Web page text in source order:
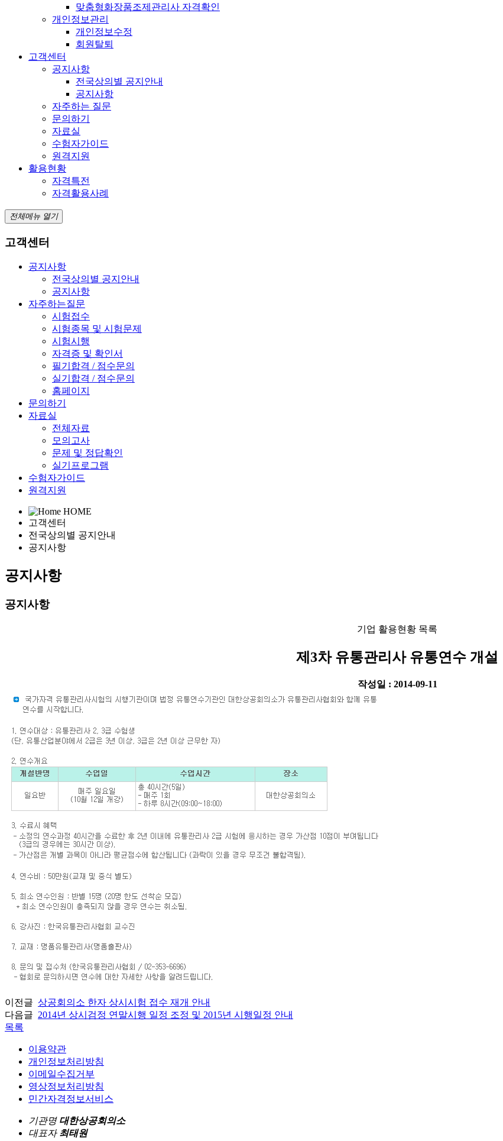
맞춤형화장품조제관리사 자격확인
개인정보관리
개인정보수정
회원탈퇴
고객센터
공지사항
전국상의별 공지안내
공지사항
자주하는 질문
문의하기
자료실
수험자가이드
원격지원
활용현황
자격특전
자격활용사례
전체메뉴 열기
고객센터
공지사항
전국상의별 공지안내
공지사항
자주하는질문
시험접수
시험종목 및 시험문제
시험시행
자격증 및 확인서
필기합격 / 점수문의
실기합격 / 점수문의
홈페이지
문의하기
자료실
전체자료
모의고사
문제 및 정답확인
실기프로그램
수험자가이드
원격지원
HOME
고객센터
전국상의별 공지안내
공지사항
공지사항
공지사항
기업 활용현황 목록
제3차 유통관리사 유통연수 개설
작성일 : 2014-09-11
이전글 상공회의소 한자 상시시험 접수 재개 안내
다음글 2014년 상시검정 연말시행 일정 조정 및 2015년 시행일정 안내
목록
이용약관
개인정보처리방침
이메일수집거부
영상정보처리방침
민간자격정보서비스
기관명 대한상공회의소
대표자 최태원